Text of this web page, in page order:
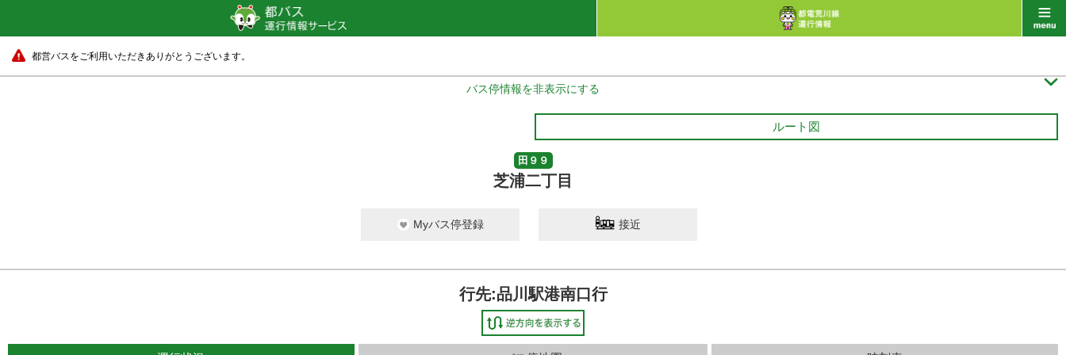
都営バスをご利用いただきありがとうございます。
バス停情報を非表示にする 
ルート図
田９９
芝浦二丁目
Myバス停登録 接近
行先:品川駅港南口行